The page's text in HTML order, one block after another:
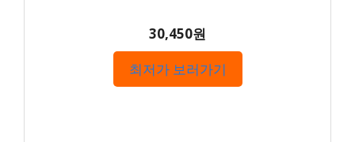
30,450원
최저가 보러가기